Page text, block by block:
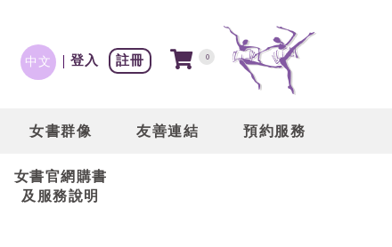
中文 登入 註冊 0
女書群像 友善連結 預約服務
女書官網購書
及服務說明